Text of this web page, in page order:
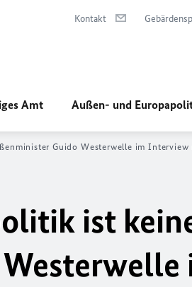
Kontakt
Amt Außen- und
Guido Westerwelle im Interview
ist